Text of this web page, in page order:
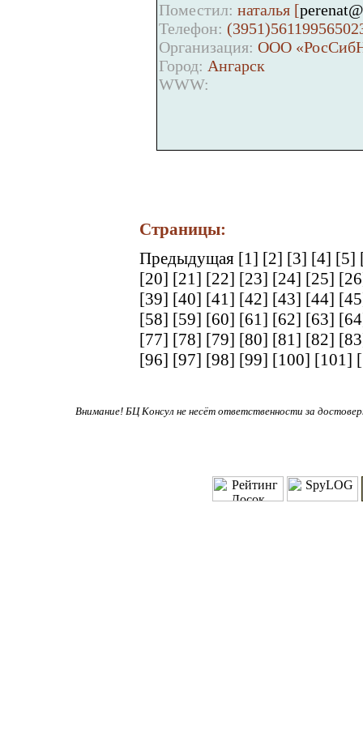
Поместил: наталья [
Телефон:
Организация: ООО
Город: Ангарск
WWW:
Страницы:
Предыдущая [1] [2] [3] [4] [5]
[20] [21] [22] [23] [24] [25]
[39] [40] [41] [42] [43] [44]
[58] [59] [60] [61] [62] [63]
[77] [78] [79] [80] [81] [82]
[96] [97] [98] [99] [100] [101]
Внимание! БЦ Консул не несёт ответственности за